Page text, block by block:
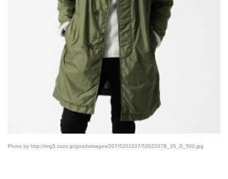
Photo by http://img5.zozo.jp/goodsimages/207/5202207/5202207B_35_D_500.jpg